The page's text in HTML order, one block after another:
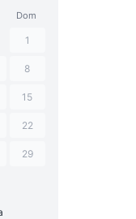
Dom
1
8
15
22
29